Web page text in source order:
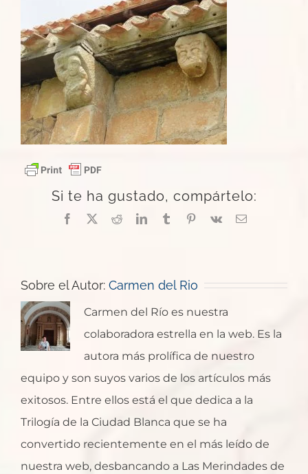
Si te ha gustado, compártelo:
Facebook
X RedditLinkedInTumblrPinterest
Vk
Correo
Sobre el Autor: Carmen del Rio
Carmen del Río es nuestra
colaboradora estrella en la web. Es la
autora más prolífica de nuestro
equipo y son suyos varios de los artículos más
exitosos. Entre ellos está el que dedica a la
Trilogía de la Ciudad Blanca que se ha
convertido recientemente en el más leído de
nuestra web, desbancando a Las Merindades de